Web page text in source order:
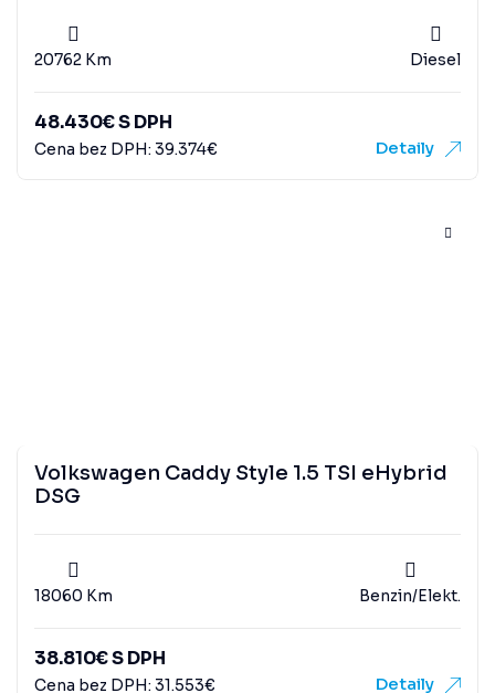
20762 Km Diesel
48.430€S DPH
Cena bez DPH: 39.374€ Detaily
Volkswagen Caddy Style 1.5 TSI eHybrid
DSG
18060 Km Benzin/Elekt.
38.810€S DPH
Cena bez DPH: 31.553€ Detaily